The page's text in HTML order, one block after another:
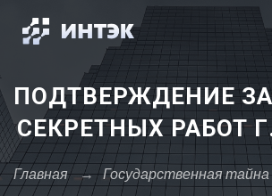
ПОДТВЕРЖДЕНИЕ
СЕКРЕТНЫХ РАБОТ
Главная → Государственная тайна
Москва
Санкт-Петербург
А
Архангельск
Астрахань